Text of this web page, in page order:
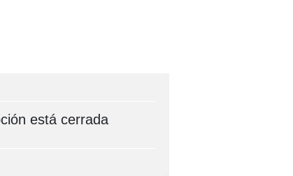
está cerrada